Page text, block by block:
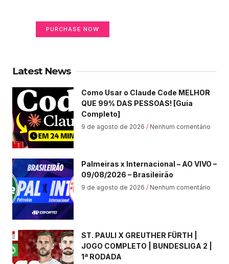
PURCHASE NOW
Latest News
Como Usar o Claude Code MELHOR
QUE 99% DAS PESSOAS! [Guia
Completo]
9 de agosto de 2026 Nenhum comentário
Palmeiras x Internacional – AO VIVO –
09/08/2026 – Brasileirão
9 de agosto de 2026 Nenhum comentário
ST. PAULI X GREUTHER FÜRTH |
JOGO COMPLETO | BUNDESLIGA 2 |
1ª RODADA